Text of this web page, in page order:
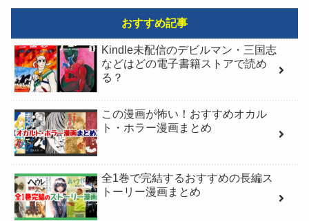
おすすめ記事
Kindle未配信のデビルマン・三国志
などはどの電子書籍ストアで読め
る？
この漫画が怖い！おすすめオカル
ト・ホラー漫画まとめ
全1巻で完結するおすすめの長編ス
トーリー漫画まとめ